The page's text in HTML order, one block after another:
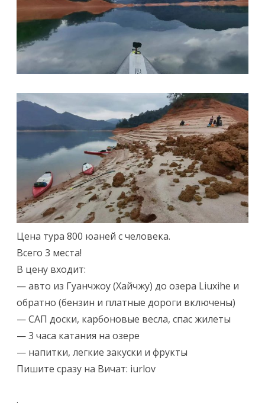
Цена тура 800 юаней с человека.
Всего 3 места!
В цену входит:
— авто из Гуанчжоу (Хайчжу) до озера Liuxihe и
обратно (бензин и платные дороги включены)
— САП доски, карбоновые весла, спас жилеты
— 3 часа катания на озере
— напитки, легкие закуски и фрукты
Пишите сразу на Вичат: iurlov
.